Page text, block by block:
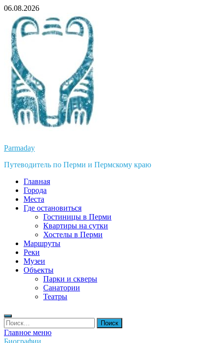
Перейти
содержимому
06.08.2026
Parmaday
Путеводитель по Перми и Пермскому краю
Главная
Города
Места
Где остановиться
Гостиницы в Перми
Квартиры на сутки
Хостелы в Перми
Маршруты
Реки
Музеи
Объекты
Парки и скверы
Санатории
Театры
Найти:
Главное меню
Биографии